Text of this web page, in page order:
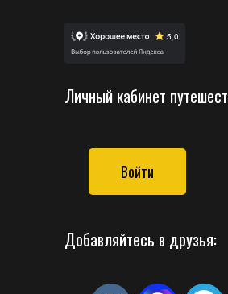
Личный кабинет
Войти
Добавляйтесь в друзья: